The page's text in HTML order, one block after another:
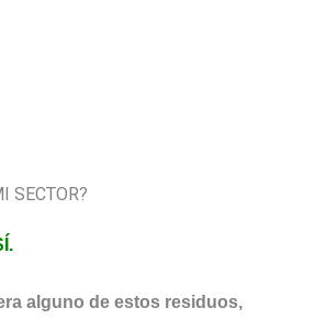
SECTOR?
alguno de estos residuos,